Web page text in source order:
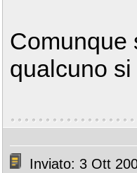
Comunque
qualcuno
Inviato: 3 Ott